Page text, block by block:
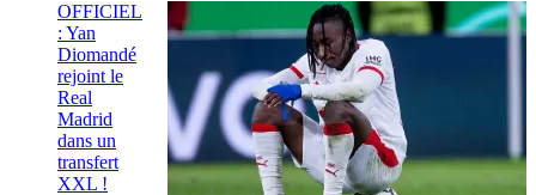
OFFICIEL
: Yan
Diomandé
rejoint le
Real
Madrid
dans un
transfert
XXL !